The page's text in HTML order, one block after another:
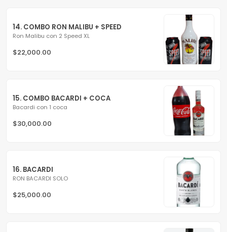
14. COMBO RON MALIBU + SPEED
Ron Malibu con 2 Speed XL
$22,000.00
15. COMBO BACARDI + COCA
Bacardi con 1 coca
$30,000.00
16. BACARDI
RON BACARDI SOLO
$25,000.00